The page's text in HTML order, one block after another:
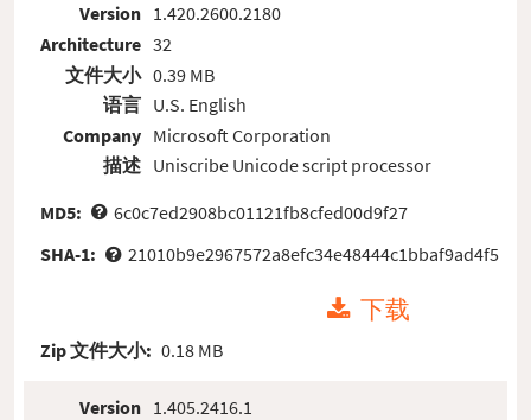
Version
Architecture
文件大小
语言
Company
描述
1.420.2600.2180
32
0.39 MB
U.S. English
Microsoft Corporation
Uniscribe Unicode script processor
MD5:
6c0c7ed2908bc01121fb8cfed00d9f27
SHA-1:
21010b9e2967572a8efc34e48444c1bbaf9ad4f5
下载
Zip 文件大小: 0.18 MB
Version 1.405.2416.1